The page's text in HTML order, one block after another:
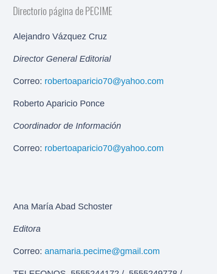
Directorio página de PECIME
Alejandro Vázquez Cruz
Director General Editorial
Correo: robertoaparicio70@yahoo.com
Roberto Aparicio Ponce
Coordinador de Información
Correo: robertoaparicio70@yahoo.com
Ana María Abad Schoster
Editora
Correo: anamaria.pecime@gmail.com